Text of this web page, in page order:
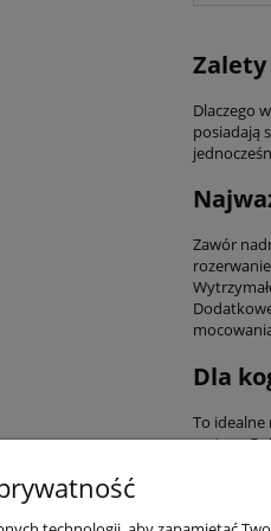
Dlaczego
posiadają
Zawór
Dla
To idealne
wyższe.